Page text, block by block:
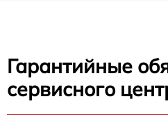
Гарантийные
сервисного